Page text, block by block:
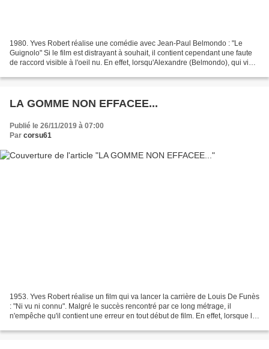
1980. Yves Robert réalise une comédie avec Jean-Paul Belmondo : "Le
Guignolo" Si le film est distrayant à souhait, il contient cependant une faute
de raccord visible à l'oeil nu. En effet, lorsqu'Alexandre (Belmondo), qui vient
LA GOMME NON EFFACEE...
Publié le 26/11/2019 à 07:00
Par corsu61
1953. Yves Robert réalise un film qui va lancer la carrière de Louis De Funès
: "Ni vu ni connu". Malgré le succès rencontré par ce long métrage, il
n'empêche qu'il contient une erreur en tout début de film. En effet, lorsque le